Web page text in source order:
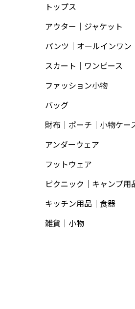
トップス
アウター｜ジャケット
パンツ｜オールインワン
スカート｜ワンピース
ファッション小物
バッグ
財布｜ポーチ｜小物ケー
アンダーウェア
フットウェア
ピクニック｜キャンプ用
キッチン用品｜食器
雑貨｜小物